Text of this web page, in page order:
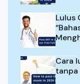
Lulus
Cara
tanpa